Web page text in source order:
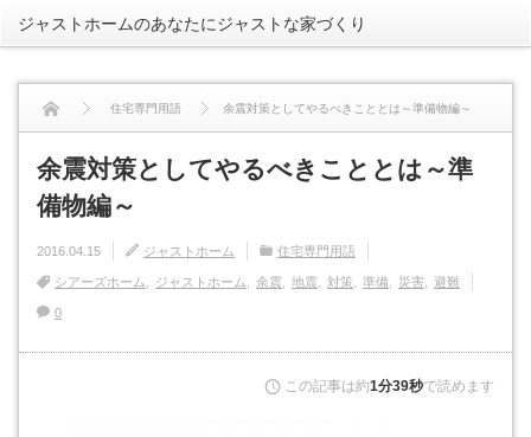
ジャストホームのあなたにジャストな家づくり
住宅専門用語 余震対策としてやるべきこととは～準備物編～
余震対策としてやるべきこととは～準
備物編～
2016.04.15 ジャストホーム 住宅専門用語
シアーズホーム ジャストホーム 余震 地震 対策 準備 災害 避難
0
この記事は約1分39秒で読めます